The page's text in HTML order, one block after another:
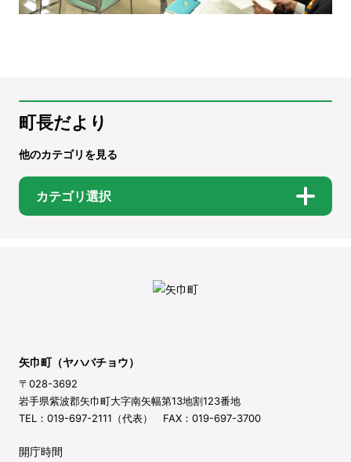
町長だより
他のカテゴリを見る
カテゴリ選択
矢巾町（ヤハバチョウ）
〒028-3692
岩手県紫波郡矢巾町大字南矢幅第13地割123番地
TEL：019-697-2111（代表） FAX：019-697-3700
開庁時間